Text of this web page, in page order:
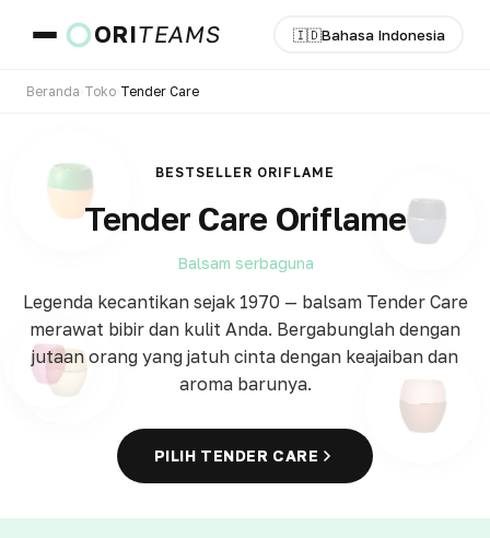
ORITEAMS 🇮🇩Bahasa Indonesia
PERGI
Beranda Toko Tender Care
BESTSELLER ORIFLAME
Tender Care Oriflame
Balsam serbaguna
Legenda kecantikan sejak 1970 — balsam Tender Care
merawat bibir dan kulit Anda. Bergabunglah dengan
jutaan orang yang jatuh cinta dengan keajaiban dan
aroma barunya.
PILIH TENDER CARE